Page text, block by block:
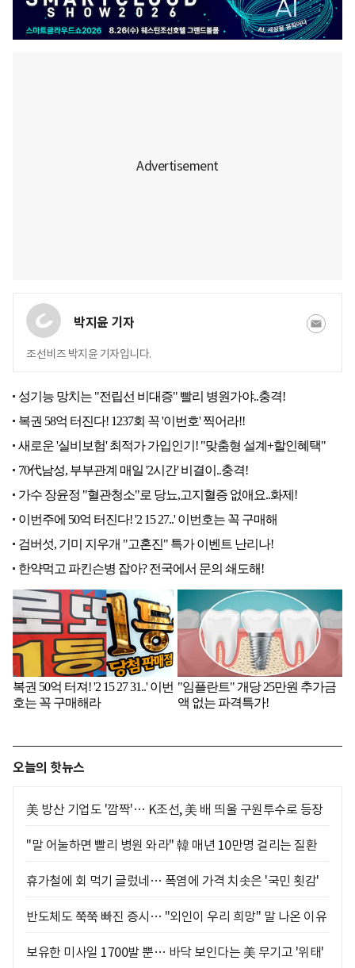
박지윤 기자
조선비즈 박지윤 기자입니다.
오늘의 핫뉴스
美 방산 기업도 '깜짝'… K조선, 美 배 띄울 구원투수로 등장
"말 어눌하면 빨리 병원 와라" 韓 매년 10만명 걸리는 질환
휴가철에 회 먹기 글렀네… 폭염에 가격 치솟은 '국민 횟감'
반도체도 쭉쭉 빠진 증시… "외인이 우리 희망" 말 나온 이유
보유한 미사일 1700발 뿐… 바닥 보인다는 美 무기고 '위태'